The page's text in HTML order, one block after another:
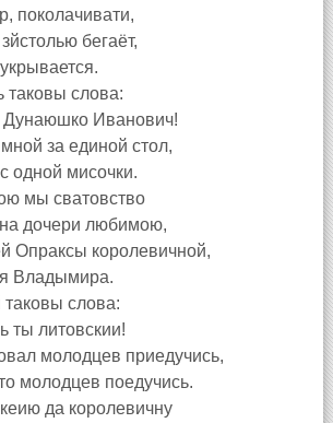
поколачивати,
бегаёт,
таковы слова:
Иванович!
за единой стол,
одной мисочки.
мы сватовство
дочери любимою,
Опраксы королевичной,
Владымира.
слова:
ты литовскии!
молодцев приедучись,
молодцев поедучись.
да королевичну